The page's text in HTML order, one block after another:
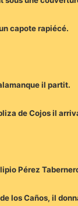
capote rapiécé.
il partit.
de Cojos il
Pérez
los Caños, il